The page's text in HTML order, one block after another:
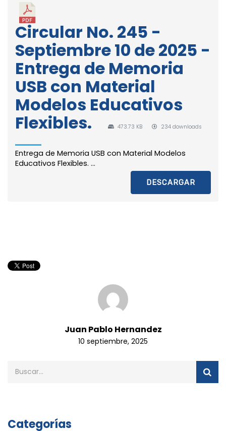
Circular No. 245 -
Septiembre 10 de 2025 -
Entrega de Memoria
USB con Material
Modelos Educativos
Flexibles.
473.73 KB 234 downloads
Entrega de Memoria USB con Material Modelos
Educativos Flexibles. ...
DESCARGAR
Juan Pablo Hernandez
10 septiembre, 2025
Categorías